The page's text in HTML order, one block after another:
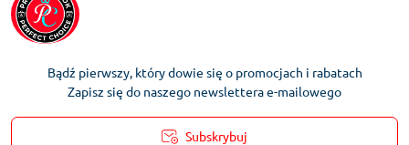
Bądź pierwszy, który dowie się o promocjach i rabatach
Zapisz się do naszego newslettera e-mailowego
Subskrybuj